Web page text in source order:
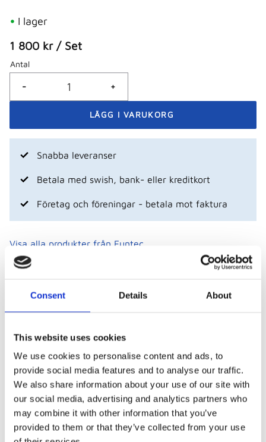
Consent Details About
This website uses cookies
We use cookies to personalise content and ads, to
provide social media features and to analyse our traffic.
We also share information about your use of our site with
our social media, advertising and analytics partners who
may combine it with other information that you’ve
provided to them or that they’ve collected from your use
1 800 kr / Set
Antal
+
-
I lager
Visa alla produkter från Funtec
Snabba leveranser
Betala med swish, bank- eller kreditkort
Företag och föreningar - betala mot faktura
träbalkarbalkar, vardera med måtten 1500 x 88 x
par Funtec Pro Beach stolpar.
Träbalkarna förs in i foten av City Beach T-fot och
hela nätsystemet hålls på plats med vikten av
sanden. Den överlägsna styrka och hållbarhet av
detta system har visat sig vara under många år i